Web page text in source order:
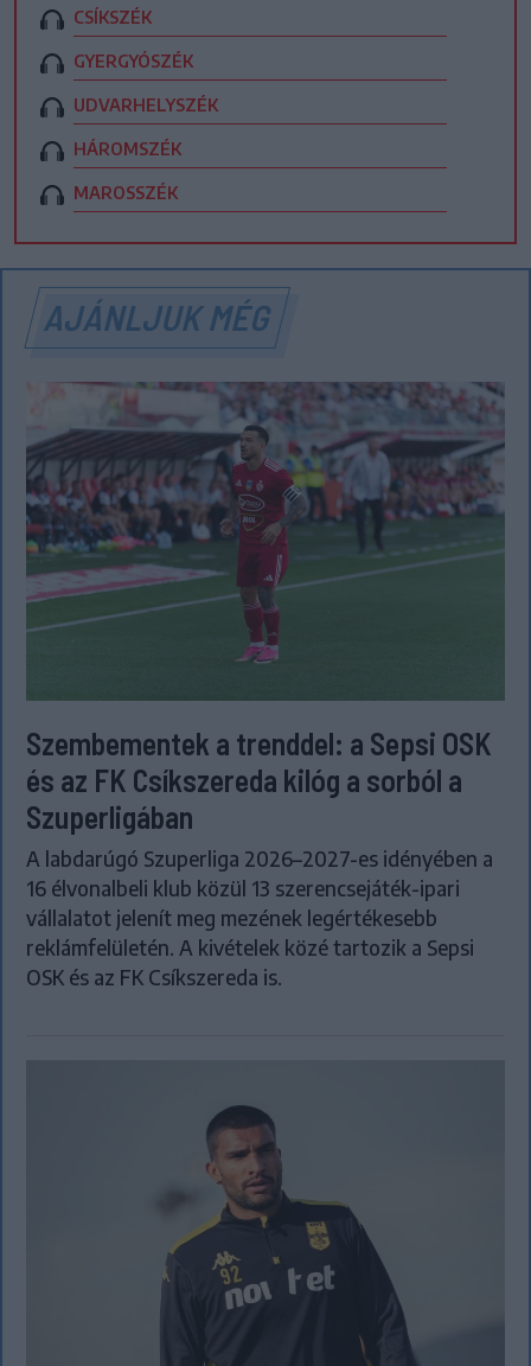
CSÍKSZÉK
GYERGYÓSZÉK
UDVARHELYSZÉK
HÁROMSZÉK
MAROSSZÉK
AJÁNLJUK MÉG
Szembementek a trenddel: a Sepsi OSK
és az FK Csíkszereda kilóg a sorból a
Szuperligában
A labdarúgó Szuperliga 2026–2027-es idényében a
16 élvonalbeli klub közül 13 szerencsejáték-ipari
vállalatot jelenít meg mezének legértékesebb
reklámfelületén. A kivételek közé tartozik a Sepsi
OSK és az FK Csíkszereda is.